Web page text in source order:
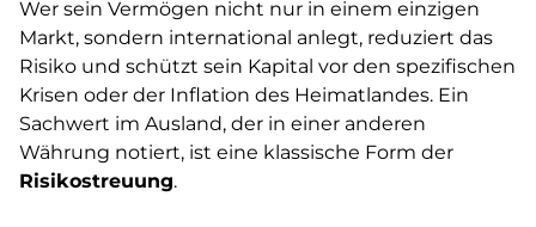
Wer sein Vermögen nicht nur in einem einzigen
Markt, sondern international anlegt, reduziert das
Risiko und schützt sein Kapital vor den spezifischen
Krisen oder der Inflation des Heimatlandes. Ein
Sachwert im Ausland, der in einer anderen
Währung notiert, ist eine klassische Form der
Risikostreuung.